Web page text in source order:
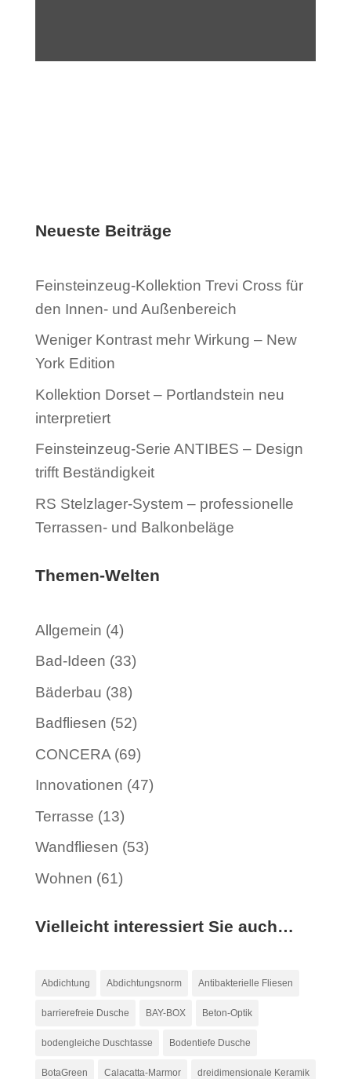
Neueste Beiträge
Feinsteinzeug-Kollektion Trevi Cross für
den Innen- und Außenbereich
Weniger Kontrast mehr Wirkung – New
York Edition
Kollektion Dorset – Portlandstein neu
interpretiert
Feinsteinzeug-Serie ANTIBES – Design
trifft Beständigkeit
RS Stelzlager-System – professionelle
Terrassen- und Balkonbeläge
Themen-Welten
Allgemein (4)
Bad-Ideen (33)
Bäderbau (38)
Badfliesen (52)
CONCERA(69)
Innovationen (47)
Terrasse (13)
Wandfliesen (53)
Wohnen (61)
Vielleicht interessiert Sie auch…
Abdichtung Abdichtungsnorm Antibakterielle Fliesen
barrierefreie Dusche BAY-BOX Beton-Optik
bodengleiche Duschtasse Bodentiefe Dusche
BotaGreen Calacatta-Marmor dreidimensionale Keramik